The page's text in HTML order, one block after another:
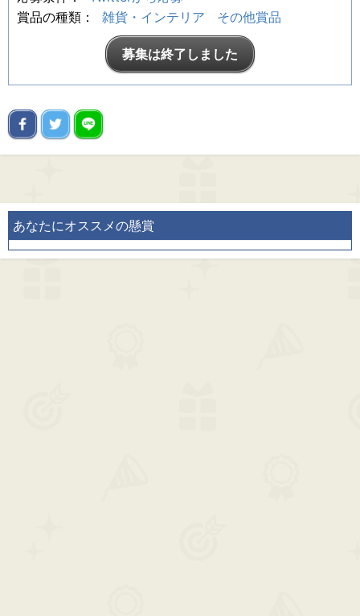
賞品の種類：
雑貨・インテリア その他賞品
募集は終了しました
あなたにオススメの懸賞